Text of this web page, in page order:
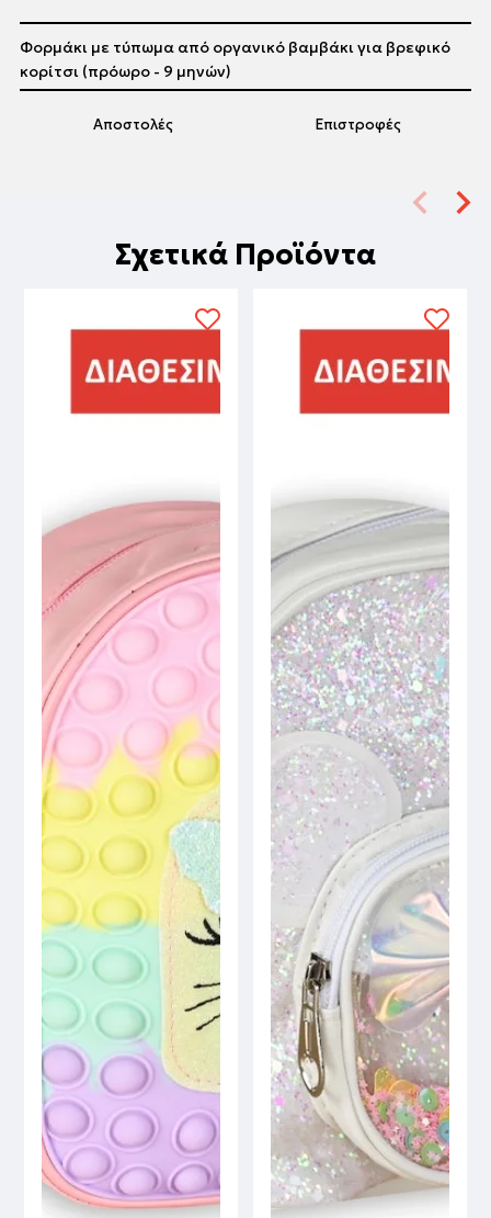
Αποστολές Επιστροφές
Φορμάκι με τύπωμα από οργανικό βαμβάκι για βρεφικό
κορίτσι (πρόωρο - 9 μηνών)
Σχετικά Προϊόντα